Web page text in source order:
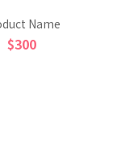
Name
$300